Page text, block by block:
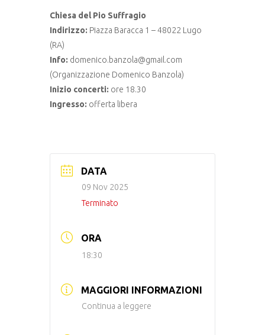
Chiesa del Pio Suffragio
Indirizzo: Piazza Baracca 1 – 48022 Lugo
(RA)
Info: domenico.banzola@gmail.com
(Organizzazione Domenico Banzola)
Inizio concerti: ore 18.30
Ingresso: offerta libera
DATA
09 Nov 2025
Terminato
ORA
18:30
MAGGIORI INFORMAZIONI
Continua a leggere